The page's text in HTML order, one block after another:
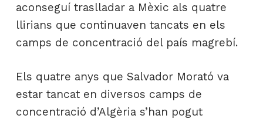
aconseguí traslladar a Mèxic als quatre
llirians que continuaven tancats en els
camps de concentració del país magrebí.
Els quatre anys que Salvador Morató va
estar tancat en diversos camps de
concentració d’Algèria s’han pogut